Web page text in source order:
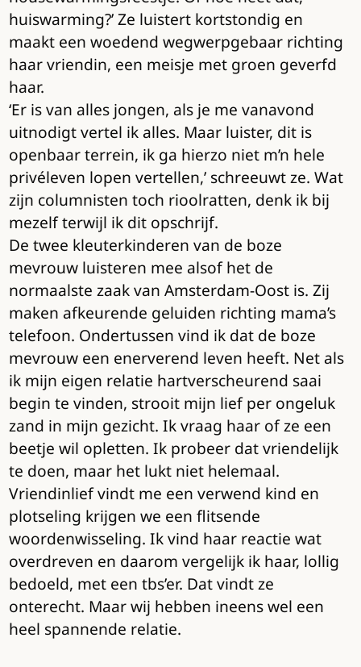
huiswarming?’ Ze luistert kortstondig en
maakt een woedend wegwerpgebaar richting
haar vriendin, een meisje met groen geverfd
haar.
‘Er is van alles jongen, als je me vanavond
uitnodigt vertel ik alles. Maar luister, dit is
openbaar terrein, ik ga hierzo niet m’n hele
privéleven lopen vertellen,’ schreeuwt ze. Wat
zijn columnisten toch rioolratten, denk ik bij
mezelf terwijl ik dit opschrijf.
De twee kleuterkinderen van de boze
mevrouw luisteren mee alsof het de
normaalste zaak van Amsterdam-Oost is. Zij
maken afkeurende geluiden richting mama’s
telefoon. Ondertussen vind ik dat de boze
mevrouw een enerverend leven heeft. Net als
ik mijn eigen relatie hartverscheurend saai
begin te vinden, strooit mijn lief per ongeluk
zand in mijn gezicht. Ik vraag haar of ze een
beetje wil opletten. Ik probeer dat vriendelijk
te doen, maar het lukt niet helemaal.
Vriendinlief vindt me een verwend kind en
plotseling krijgen we een flitsende
woordenwisseling. Ik vind haar reactie wat
overdreven en daarom vergelijk ik haar, lollig
bedoeld, met een tbs’er. Dat vindt ze
onterecht. Maar wij hebben ineens wel een
heel spannende relatie.